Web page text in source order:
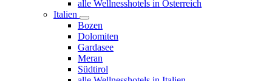
alle Wellnesshotels in Österreich
Italien
Bozen
Dolomiten
Gardasee
Meran
Südtirol